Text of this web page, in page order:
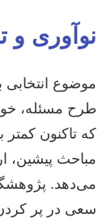
نوآوری و
موضوع انتخابی
طرح مسئله،
که تاکنون
مباحث پیشین،
می‌دهد.
سعی در پر